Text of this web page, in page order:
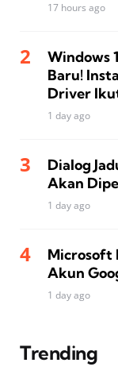
17 hours ago
Windows
Baru!
Driver
1 day ago
Dialog
Akan
1 day ago
Microsoft
Akun
1 day ago
Trending